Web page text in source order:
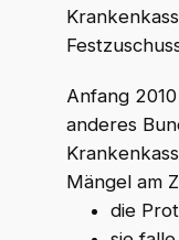
Anfang
anderes
Mängel am
die